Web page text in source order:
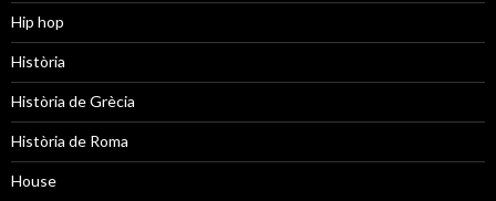
Hip hop
Història
Història de Grècia
Història de Roma
House